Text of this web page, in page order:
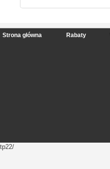
Strona główna Rabaty
tp22/